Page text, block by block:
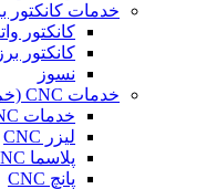
خدمات کانکتور
کانکتور
کانکتور
نسوز
خدمات CNC (خم و برش)
خدمات CNC
لیزر CNC
پلاسما CNC
پانچ CNC